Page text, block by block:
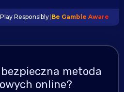
Play Responsibly Be Gamble Aware
metoda
online?